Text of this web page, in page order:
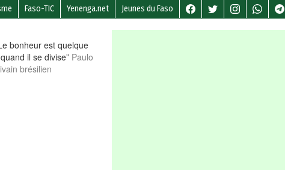
Faso-TIC Yenenga.net Jeunes du Faso
bonheur est quelque
il se divise” Paulo
brésilien